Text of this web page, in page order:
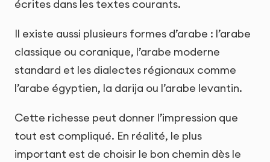
écrites dans les textes courants.
Il existe aussi plusieurs formes d’arabe : l’arabe
classique ou coranique, l’arabe moderne
standard et les dialectes régionaux comme
l’arabe égyptien, la darija ou l’arabe levantin.
Cette richesse peut donner l’impression que
tout est compliqué. En réalité, le plus
important est de choisir le bon chemin dès le